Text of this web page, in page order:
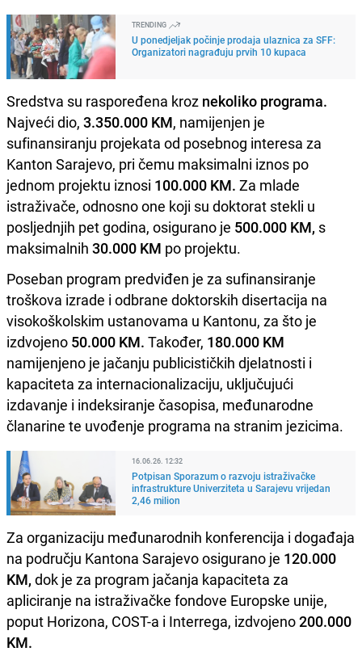
TRENDING
U ponedjeljak počinje prodaja ulaznica za SFF:
Organizatori nagrađuju prvih 10 kupaca
Sredstva su raspoređena kroz nekoliko programa.
Najveći dio, 3.350.000 KM, namijenjen je
sufinansiranju projekata od posebnog interesa za
Kanton Sarajevo, pri čemu maksimalni iznos po
jednom projektu iznosi 100.000 KM. Za mlade
istraživače, odnosno one koji su doktorat stekli u
posljednjih pet godina, osigurano je 500.000 KM, s
maksimalnih 30.000 KM po projektu.
Poseban program predviđen je za sufinansiranje
troškova izrade i odbrane doktorskih disertacija na
visokoškolskim ustanovama u Kantonu, za što je
izdvojeno 50.000 KM. Također, 180.000 KM
namijenjeno je jačanju publicističkih djelatnosti i
kapaciteta za internacionalizaciju, uključujući
izdavanje i indeksiranje časopisa, međunarodne
članarine te uvođenje programa na stranim jezicima.
16.06.26. 12:32
Potpisan Sporazum o razvoju istraživačke
infrastrukture Univerziteta u Sarajevu vrijedan
2,46 milion
Za organizaciju međunarodnih konferencija i događaja
na području Kantona Sarajevo osigurano je 120.000
KM, dok je za program jačanja kapaciteta za
apliciranje na istraživačke fondove Europske unije,
poput Horizona, COST-a i Interrega, izdvojeno200.000
KM.